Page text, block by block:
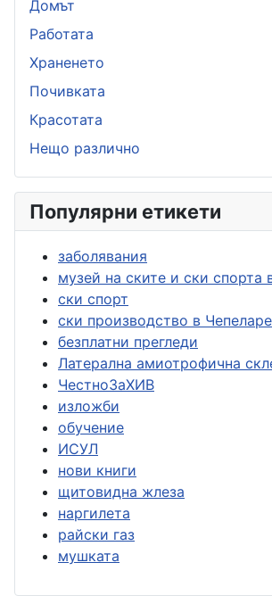
Домът
Работата
Храненето
Почивката
Красотата
Нещо различно
Популярни етикети
заболявания
музей на ските и ски спорта
ски спорт
ски производство в Чепеларе
безплатни прегледи
Латерална амиотрофична
ЧестноЗаХИВ
изложби
обучение
ИСУЛ
нови книги
щитовидна жлеза
наргилета
райски газ
мушката